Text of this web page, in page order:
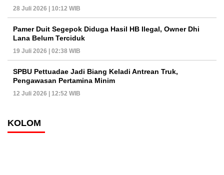
28 Juli 2026 | 10:12 WIB
Pamer Duit Segepok Diduga Hasil HB Ilegal, Owner Dhi
Lana Belum Terciduk
19 Juli 2026 | 02:38 WIB
SPBU Pettuadae Jadi Biang Keladi Antrean Truk,
Pengawasan Pertamina Minim
12 Juli 2026 | 12:52 WIB
KOLOM